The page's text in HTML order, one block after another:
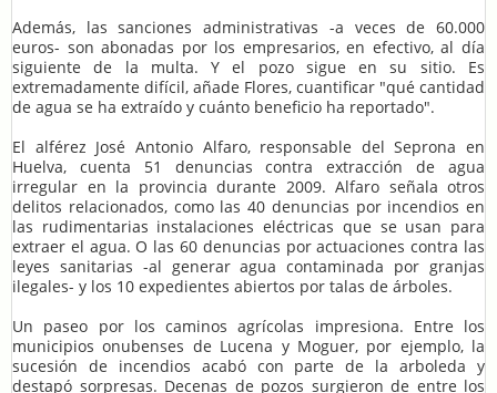
Además, las sanciones administrativas -a veces de 60.000
euros- son abonadas por los empresarios, en efectivo, al día
siguiente de la multa. Y el pozo sigue en su sitio. Es
extremadamente difícil, añade Flores, cuantificar "qué cantidad
de agua se ha extraído y cuánto beneficio ha reportado".
El alférez José Antonio Alfaro, responsable del Seprona en
Huelva, cuenta 51 denuncias contra extracción de agua
irregular en la provincia durante 2009. Alfaro señala otros
delitos relacionados, como las 40 denuncias por incendios en
las rudimentarias instalaciones eléctricas que se usan para
extraer el agua. O las 60 denuncias por actuaciones contra las
leyes sanitarias -al generar agua contaminada por granjas
ilegales- y los 10 expedientes abiertos por talas de árboles.
Un paseo por los caminos agrícolas impresiona. Entre los
municipios onubenses de Lucena y Moguer, por ejemplo, la
sucesión de incendios acabó con parte de la arboleda y
destapó sorpresas. Decenas de pozos surgieron de entre los